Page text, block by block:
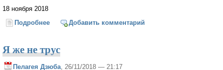
18 ноября 2018
Подробнее о ОбманДобавить комментарий
Я же не трус
Пелагея Дзюба, 26/11/2018 — 21:17